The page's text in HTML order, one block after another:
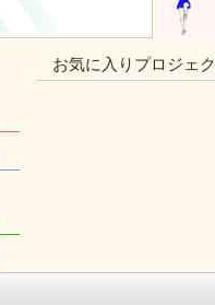
お気に入りプロジェ